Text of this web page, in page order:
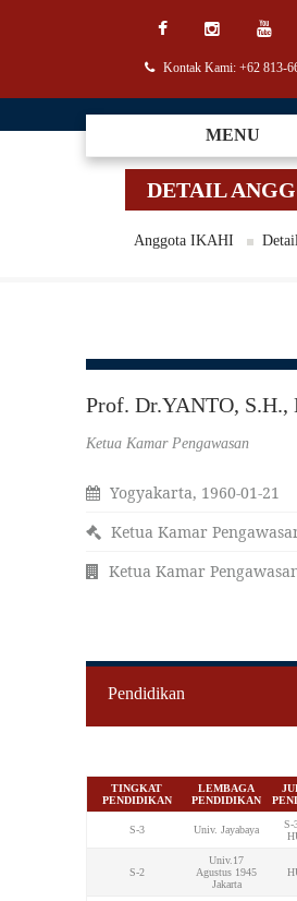
Kontak Kami: +62 813-
MENU
DETAIL
Anggota IKAHI
Prof. Dr.YANTO, S.H.,
Ketua Kamar Pengawasan
Yogyakarta, 1960-01-21
Ketua Kamar
Ketua Kamar
Pendidikan
TINGKAT
PENDIDIKAN
LEMBAGA
PENDIDIKAN
S-3 Univ. Jayabaya
S-
S-2
Univ.17
Agustus 1945
Jakarta